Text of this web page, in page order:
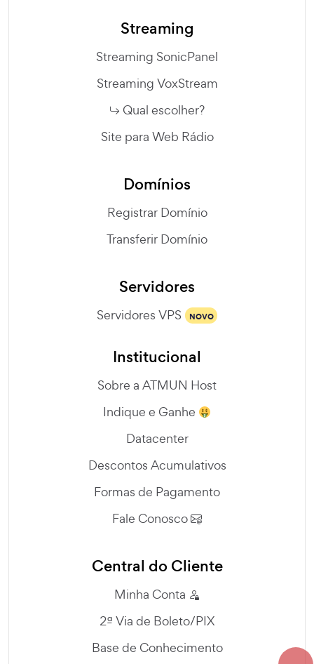
Streaming
Streaming SonicPanel
Streaming VoxStream
Qual escolher?
Site para Web Rádio
Domínios
Registrar Domínio
Transferir Domínio
Servidores
Servidores VPS NOVO
Institucional
Sobre a ATMUN Host
Indique e Ganhe
Datacenter
Descontos Acumulativos
Formas de Pagamento
Fale Conosco
Central do Cliente
Minha Conta
2ª Via de Boleto/PIX
Base de Conhecimento